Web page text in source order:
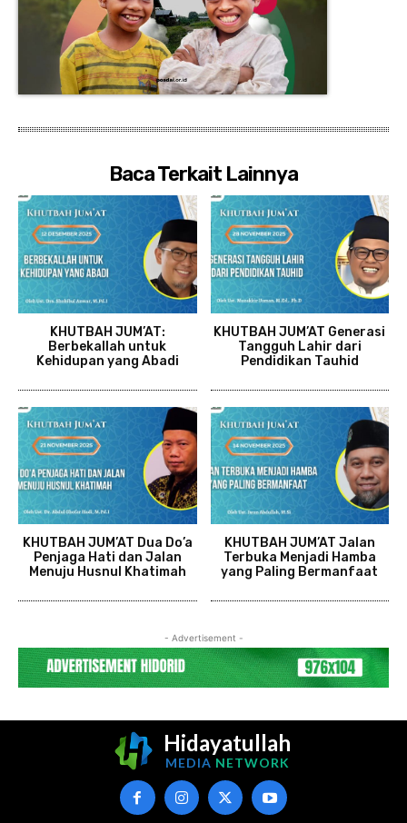
Baca Terkait Lainnya
KHUTBAH JUM’AT:
Berbekallah untuk
Kehidupan yang Abadi
KHUTBAH JUM’AT Generasi
Tangguh Lahir dari
Pendidikan Tauhid
KHUTBAH JUM’AT Dua Do’a
Penjaga Hati dan Jalan
Menuju Husnul Khatimah
KHUTBAH JUM’AT Jalan
Terbuka Menjadi Hamba
yang Paling Bermanfaat
- Advertisement -
Hidayatullah
MEDIA NETWORK